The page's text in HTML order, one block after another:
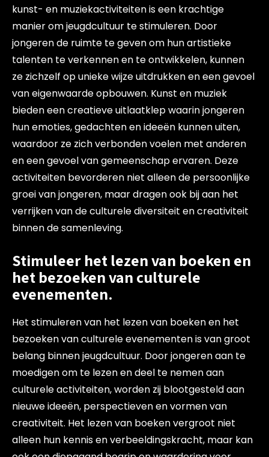
kunst- en muziekactiviteiten is een krachtige
manier om jeugdcultuur te stimuleren. Door
jongeren de ruimte te geven om hun artistieke
talenten te verkennen en te ontwikkelen, kunnen
ze zichzelf op unieke wijze uitdrukken en een gevoel
van eigenwaarde opbouwen. Kunst en muziek
bieden een creatieve uitlaatklep waarin jongeren
hun emoties, gedachten en ideeën kunnen uiten,
waardoor ze zich verbonden voelen met anderen
en een gevoel van gemeenschap ervaren. Deze
activiteiten bevorderen niet alleen de persoonlijke
groei van jongeren, maar dragen ook bij aan het
verrijken van de culturele diversiteit en creativiteit
binnen de samenleving.
Stimuleer het lezen van boeken en
het bezoeken van culturele
evenementen.
Het stimuleren van het lezen van boeken en het
bezoeken van culturele evenementen is van groot
belang binnen jeugdcultuur. Door jongeren aan te
moedigen om te lezen en deel te nemen aan
culturele activiteiten, worden zij blootgesteld aan
nieuwe ideeën, perspectieven en vormen van
creativiteit. Het lezen van boeken vergroot niet
alleen hun kennis en verbeeldingskracht, maar kan